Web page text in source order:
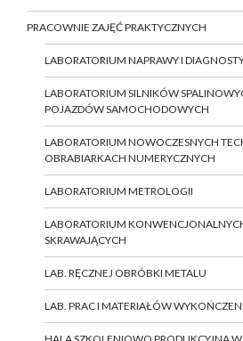
PRACOWNIE ZAJĘĆ PRAKTYCZNYCH
LABORATORIUM NAPRAWY I
LABORATORIUM SILNIKÓW
POJAZDÓW SAMOCHODOWYCH
LABORATORIUM NOWOCZESNYCH
OBRABIARKACH NUMERYCZNYCH
LABORATORIUM METROLOGII
LABORATORIUM
SKRAWAJĄCYCH
LAB. RĘCZNEJ OBRÓBKI METALU
LAB. PRAC I MATERIAŁÓW